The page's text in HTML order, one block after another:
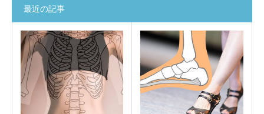
最近の記事